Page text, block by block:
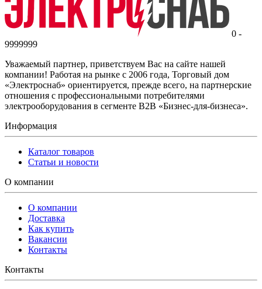
0 -
9999999
Уважаемый партнер, приветствуем Вас на сайте нашей
компании! Работая на рынке с 2006 года, Торговый дом
«Электроснаб» ориентируется, прежде всего, на партнерские
отношения с профессиональными потребителями
электрооборудования в сегменте B2B «Бизнес-для-бизнеса».
Информация
Каталог товаров
Статьи и новости
О компании
О компании
Доставка
Как купить
Вакансии
Контакты
Контакты